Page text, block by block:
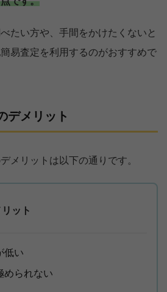
たい方や、手間をかけたくないと
易査定を利用するのがおすすめで
デメリット
メリットは以下の通りです。
ット
低い
められない